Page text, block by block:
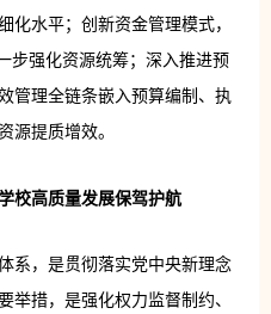
化水平；创新资金管理模式，
步强化资源统筹；深入推进预
管理全链条嵌入预算编制、执
源提质增效。
校高质量发展保驾护航
系，是贯彻落实党中央新理念
举措，是强化权力监督制约、